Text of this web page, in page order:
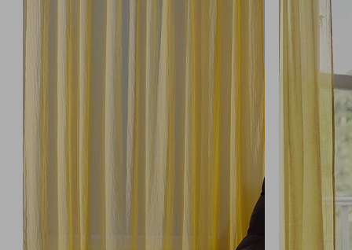
wyprasuj parownicą i pozostaw do wyschnięcia. Skurcz maks.